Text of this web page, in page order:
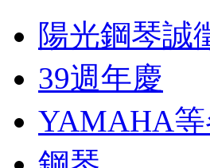
陽光鋼琴誠
39週年慶
YAMAHA